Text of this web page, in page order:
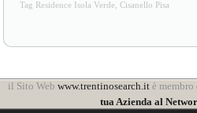
Tag Residence Isola Verde, Cisanello Pisa
il Sito Web www.trentinosearch.it è
tua Azienda al